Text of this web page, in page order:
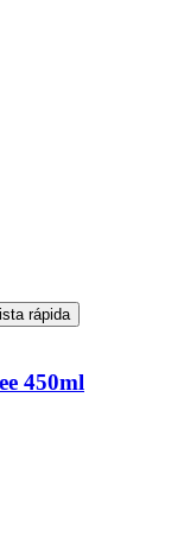
rápida
450ml